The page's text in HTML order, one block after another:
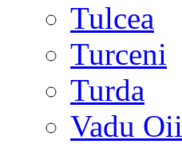
Tulcea
Turceni
Turda
Vadu Oii